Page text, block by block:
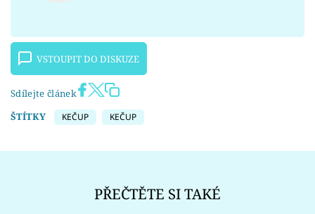
VSTOUPIT DO DISKUZE
Sdílejte článek
ŠTÍTKY
KEČUP KEČUP
PŘEČTĚTE SI TAKÉ